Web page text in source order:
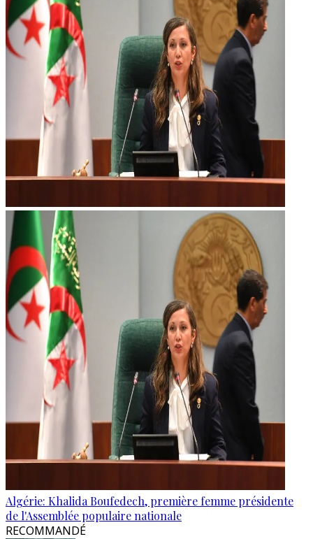
Algérie: Khalida Boufedech, première femme présidente
de l'Assemblée populaire nationale
RECOMMANDÉ